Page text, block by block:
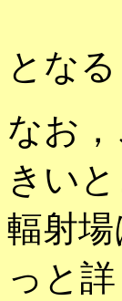
となる
なお
きい
輻射場
っと